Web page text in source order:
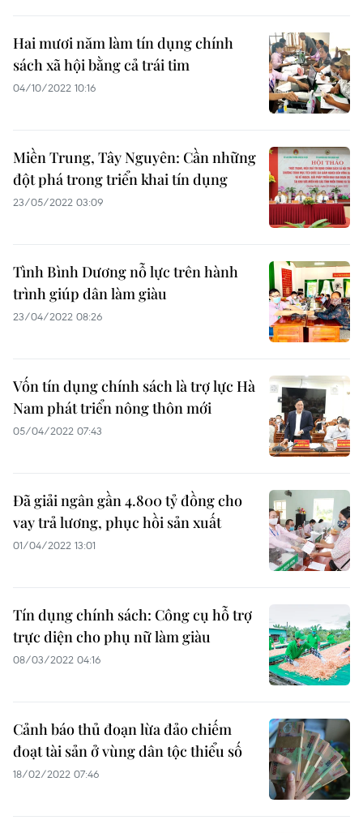
Hai mươi năm làm tín dụng chính
sách xã hội bằng cả trái tim
04/10/2022 10:16
Miền Trung, Tây Nguyên: Cần những
đột phá trong triển khai tín dụng
23/05/2022 03:09
Tình Bình Dương nỗ lực trên hành
trình giúp dân làm giàu
23/04/2022 08:26
Vốn tín dụng chính sách là trợ lực Hà
Nam phát triển nông thôn mới
05/04/2022 07:43
Đã giải ngân gần 4.800 tỷ đồng cho
vay trả lương, phục hồi sản xuất
01/04/2022 13:01
Tín dụng chính sách: Công cụ hỗ trợ
trực diện cho phụ nữ làm giàu
08/03/2022 04:16
Cảnh báo thủ đoạn lừa đảo chiếm
đoạt tài sản ở vùng dân tộc thiểu số
18/02/2022 07:46